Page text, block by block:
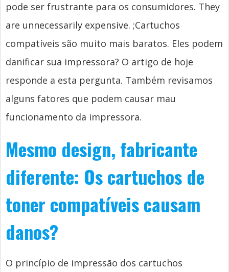
pode ser frustrante para os consumidores. They
are unnecessarily expensive. ;Cartuchos
compatíveis são muito mais baratos. Eles podem
danificar sua impressora? O artigo de hoje
responde a esta pergunta. Também revisamos
alguns fatores que podem causar mau
funcionamento da impressora.
Mesmo design, fabricante
diferente: Os cartuchos de
toner compatíveis causam
danos?
O princípio de impressão dos cartuchos